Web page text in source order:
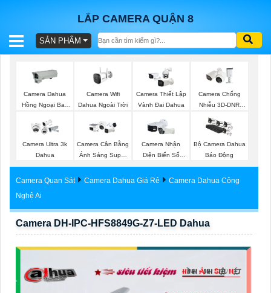
LẮP CAMERA QUẬN 8
BÁO
TRỌN
GÓI
TƯ
ĐẶT
SẢN PHẨM
Camera Dahua
Hồng Ngoại Ban
Camera Wifi
Dahua Ngoài Trời
Camera Thiết Lập
Vành Đai Dahua
Camera Chống
Nhiễu 3D-DNR
Camera Ultra 3k
Dahua
Camera Cân Bằng
Ánh Sáng Super
Adapt
Camera Nhận
Diện Biển Số
Dahua
Bộ Camera Dahua
Báo Động
Camera Quan Sát Camera Dahua Giá Rẻ
Camera Dahua Công
Nghệ Ai
Camera DH-IPC-HFS8849G-Z7-LED Dahua